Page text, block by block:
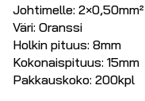
Johtimelle: 2×0,50mm²
Väri: Oranssi
Holkin pituus: 8mm
Kokonaispituus: 15mm
Pakkauskoko: 200kpl